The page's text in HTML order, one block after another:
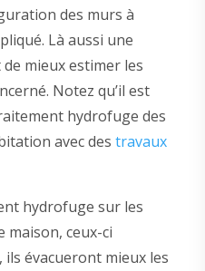
des murs à
Là aussi une
mieux estimer les
Notez qu’il est
hydrofuge des
avec des travaux
hydrofuge sur les
ceux-ci
évacueront mieux les